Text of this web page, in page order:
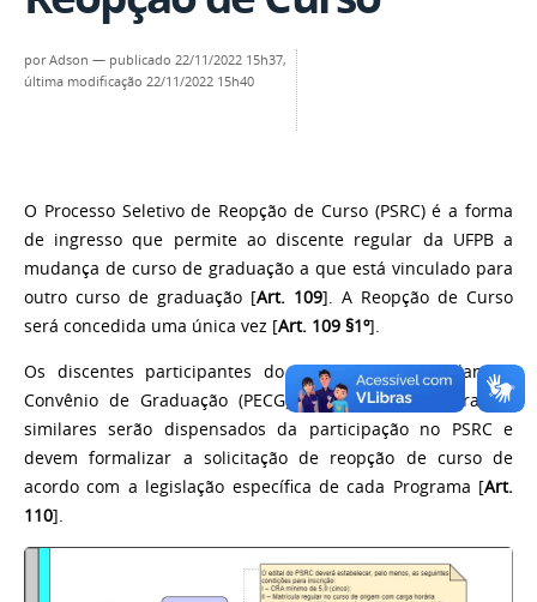
porAdson — publicado 22/11/2022 15h37,
última modificação 22/11/2022 15h40
O Processo Seletivo de Reopção de Curso (PSRC) é a forma
de ingresso que permite ao discente regular da UFPB a
mudança de curso de graduação a que está vinculado para
outro curso de graduação [Art. 109]. A Reopção de Curso
será concedida uma única vez [Art. 109 §1º].
Os discentes participantes do Programa de Estudantes-
Convênio de Graduação (PECG) ou de outros programas
similares serão dispensados da participação no PSRC e
devem formalizar a solicitação de reopção de curso de
acordo com a legislação específica de cada Programa [Art.
110].